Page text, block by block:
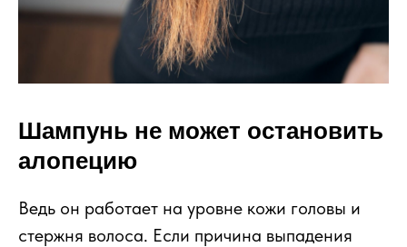
Шампунь не может остановить
алопецию
Ведь он работает на уровне кожи головы и
стержня волоса. Если причина выпадения